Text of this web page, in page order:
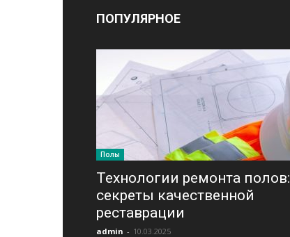
ПОПУЛЯРНОЕ
Полы
Технологии ремонта полов:
секреты качественной
реставрации
admin - 10.03.2025